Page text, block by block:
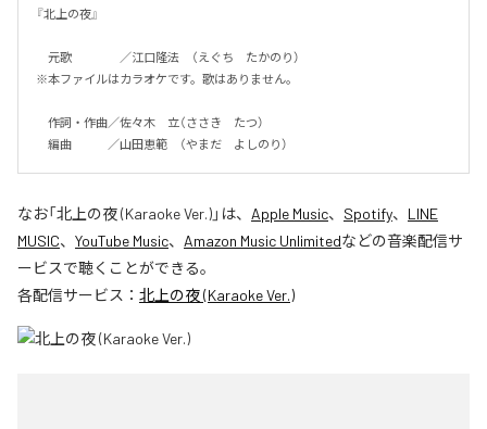
『北上の夜』
元歌　　　　／江口隆法　（えぐち　たかのり）
※本ファイルはカラオケです。歌はありません。
作詞・作曲／佐々木　立（ささき　たつ）
編曲　　　／山田恵範　（やまだ　よしのり）
なお「北上の夜 (Karaoke Ver.)」は、 Apple Music、 Spotify、 LINE
MUSIC、 YouTube Music、 Amazon Music Unlimitedなどの音楽配信サ
ービスで聴くことができる。
各配信サービス： 北上の夜 (Karaoke Ver.)